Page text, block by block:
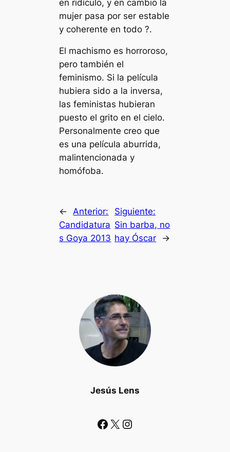
Jesús Lens
Facebook X Instagram
en ridículo, y en cambio la
mujer pasa por ser estable
y coherente en todo ?.
El machismo es horroroso,
pero también el
feminismo. Si la película
hubiera sido a la inversa,
las feministas hubieran
puesto el grito en el cielo.
Personalmente creo que
es una película aburrida,
malintencionada y
homófoba.
←
Anterior:
Candidatura
s Goya 2013
Siguiente:
Sin barba, no
hay Óscar
→